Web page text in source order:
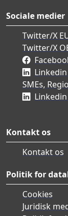
Sociale medier
Twitter/X
Twitter/X
SMEs,
Kontakt os
Kontakt os
Politik for
Cookies
Juridisk